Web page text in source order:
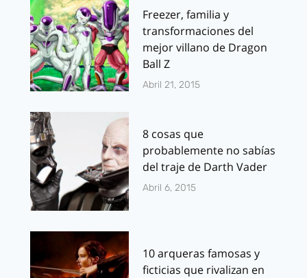
Freezer, familia y
transformaciones del
mejor villano de Dragon
Ball Z
Abril 21, 2015
8 cosas que
probablemente no sabías
del traje de Darth Vader
Abril 6, 2015
10 arqueras famosas y
ficticias que rivalizan en